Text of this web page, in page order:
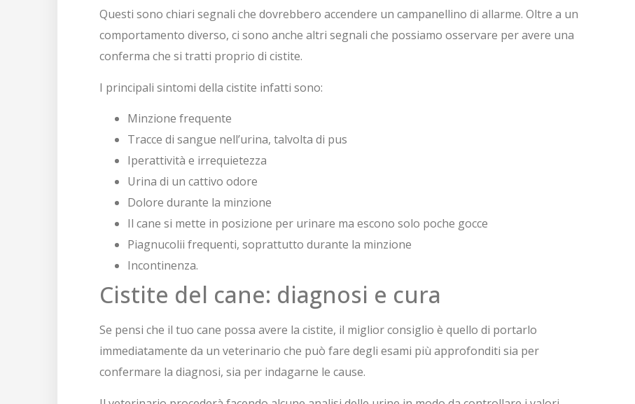
Questi sono chiari segnali che dovrebbero accendere un campanellino di allarme. Oltre a un
comportamento diverso, ci sono anche altri segnali che possiamo osservare per avere una
conferma che si tratti proprio di cistite.
I principali sintomi della cistite infatti sono:
Minzione frequente
Tracce di sangue nell’urina, talvolta di pus
Iperattività e irrequietezza
Urina di un cattivo odore
Dolore durante la minzione
Il cane si mette in posizione per urinare ma escono solo poche gocce
Piagnucolii frequenti, soprattutto durante la minzione
Incontinenza.
Cistite del cane: diagnosi e cura
Se pensi che il tuo cane possa avere la cistite, il miglior consiglio è quello di portarlo
immediatamente da un veterinario che può fare degli esami più approfonditi sia per
confermare la diagnosi, sia per indagarne le cause.